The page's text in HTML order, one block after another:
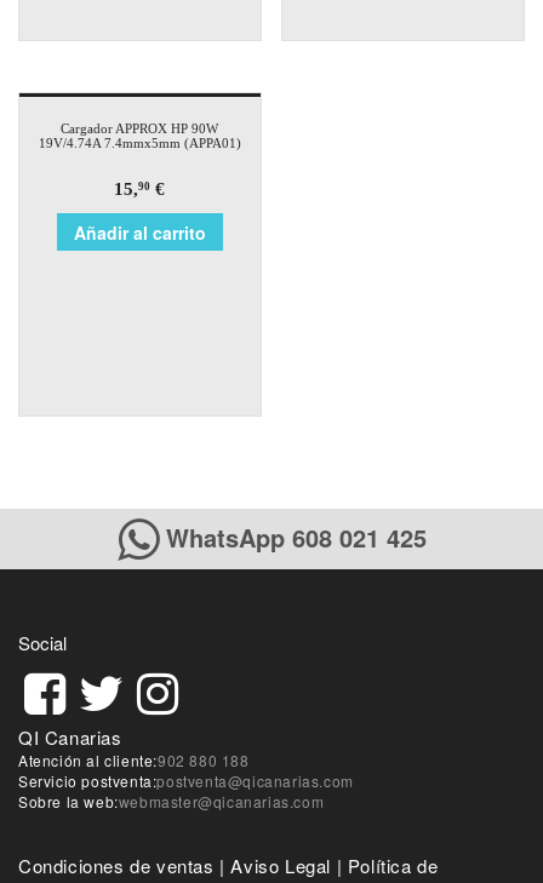
Cargador APPROX HP 90W
19V/4.74A 7.4mmx5mm (APPA01)
15,90 €
Añadir al carrito
WhatsApp 608 021 425
Social
QI Canarias
Atención al cliente:902 880 188
Servicio postventa:postventa@qicanarias.com
Sobre la web:webmaster@qicanarias.com
Condiciones de ventas |Aviso Legal | Política de